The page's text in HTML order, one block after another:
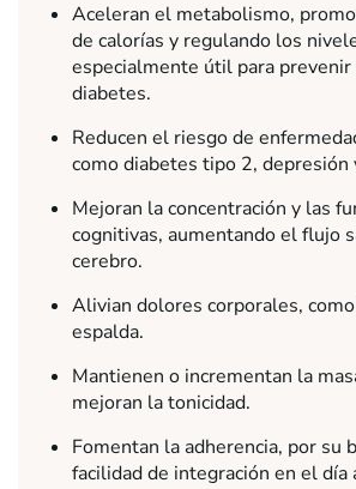
Aceleran el metabolismo,
de calorías y regulando los
especialmente útil para
diabetes.
Reducen el riesgo de
como diabetes tipo 2, depresión
Mejoran la concentración y las
cognitivas, aumentando el flujo
cerebro.
Alivian dolores corporales,
espalda.
Mantienen o incrementan la
mejoran la tonicidad.
Fomentan la adherencia, por su
facilidad de integración en el día